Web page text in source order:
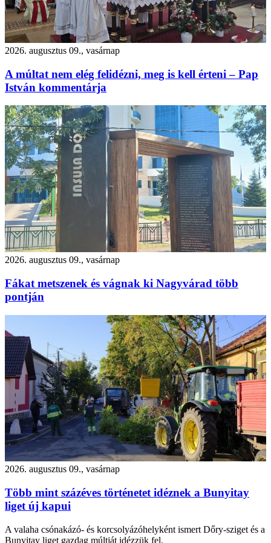
2026. augusztus 09., vasárnap
A múltat nem elég felidézni, meg is kell érteni – Pap
István kommentárja
2026. augusztus 09., vasárnap
Fákat metszenek és vágnak ki Nagyvárad több
pontján
2026. augusztus 09., vasárnap
Több mint százéves történetet idéznek a Bunyitay
liget új kapui
A valaha csónakázó- és korcsolyázóhelyként ismert Dőry-sziget és a
Bunyitay liget gazdag múltját idézzük fel.